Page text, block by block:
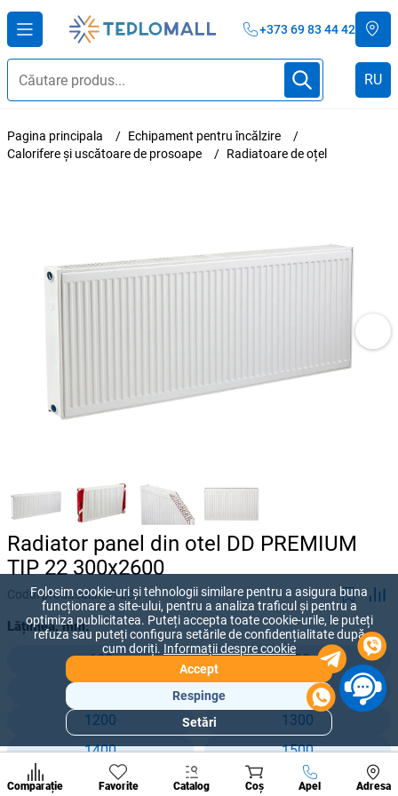
+373 69 83 44 42
RU
Pagina principala
Echipament pentru încălzire
Calorifere și uscătoare de prosoape
Radiatoare de oțel
Radiator panel din otel DD PREMIUM
TIP 22 300x2600
Codul produsului:57208
Lățimea, mm:
600
800
1000
1200
1300
1400
1500
1600
1800
Comparație Favorite Catalog Coș Apel Adresa
A suna
populare
de
Folosim cookie-uri și tehnologii similare pentru a asigura buna
funcționare a site-ului, pentru a analiza traficul și pentru a
optimiza publicitatea. Puteți accepta toate cookie-urile, le puteți
refuza sau puteți configura setările de confidențialitate după
cum doriți. Informații despre cookie
Accept
Respinge
Setări